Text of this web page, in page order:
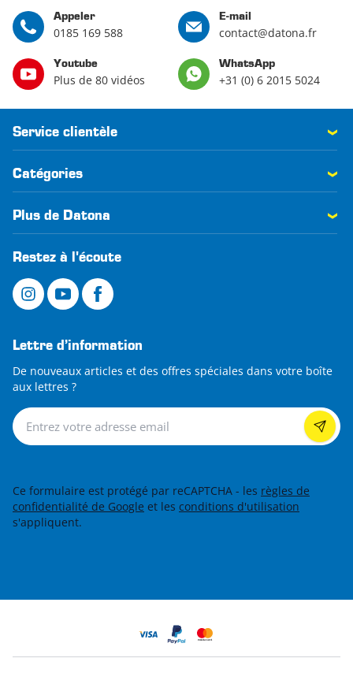
Appeler
0185 169 588
E-mail
contact@datona.fr
Youtube
Plus de 80 vidéos
WhatsApp
+31 (0) 6 2015 5024
Service clientèle
Catégories
Plus de Datona
Restez à l'écoute
Lettre d’information
De nouveaux articles et des offres spéciales dans votre boîte
aux lettres ?
Lettre d’information
Ce formulaire est protégé par reCAPTCHA - les règles de
confidentialité de Google et les conditions d'utilisation
s'appliquent.